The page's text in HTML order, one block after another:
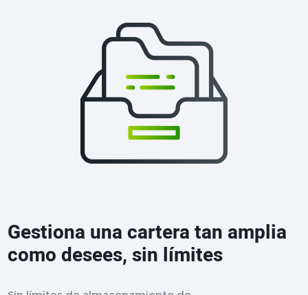
Gestiona una cartera tan amplia
como desees, sin límites